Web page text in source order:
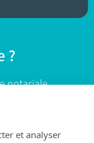
?
notariale
et analyser